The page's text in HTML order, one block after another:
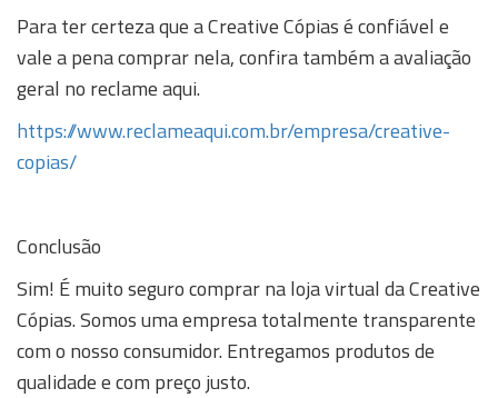
Para ter certeza que a Creative Cópias é confiável e
vale a pena comprar nela, confira também a avaliação
geral no reclame aqui.
https://www.reclameaqui.com.br/empresa/creative-
copias/
Conclusão
Sim! É muito seguro comprar na loja virtual da Creative
Cópias. Somos uma empresa totalmente transparente
com o nosso consumidor. Entregamos produtos de
qualidade e com preço justo.